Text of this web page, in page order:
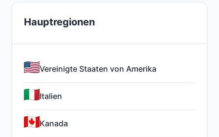
Hauptregionen
Vereinigte Staaten von Amerika
Italien
Kanada